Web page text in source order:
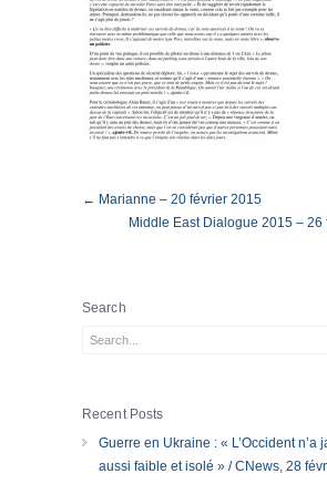
← Marianne – 20 février 2015
Middle East Dialogue 2015 –
Search
Recent Posts
Guerre en Ukraine : « L’Occident n’a
aussi faible et isolé » / CNews, 28